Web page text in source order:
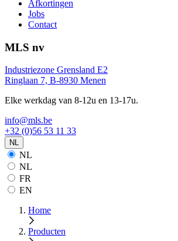
Afkortingen
Jobs
Contact
MLS nv
Industriezone Grensland E2
Ringlaan 7, B-8930 Menen
Elke werkdag van 8-12u en 13-17u.
info@mls.be
+32 (0)56 53 11 33
NL
NL
NL
FR
EN
Home
Producten